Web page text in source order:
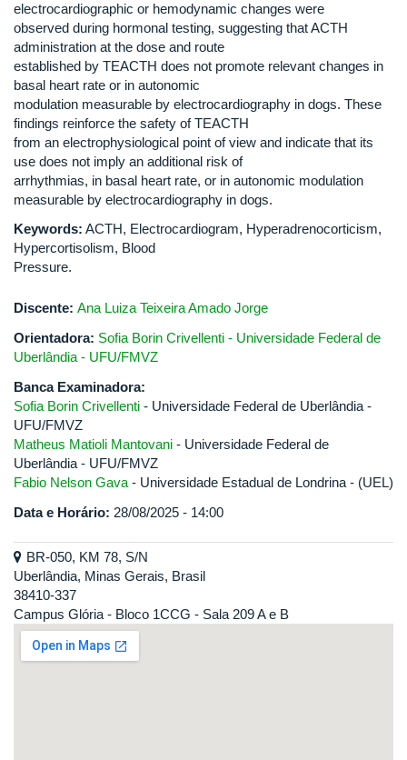
electrocardiographic or hemodynamic changes were
observed during hormonal testing, suggesting that ACTH
administration at the dose and route
established by TEACTH does not promote relevant changes in
basal heart rate or in autonomic
modulation measurable by electrocardiography in dogs. These
findings reinforce the safety of TEACTH
from an electrophysiological point of view and indicate that its
use does not imply an additional risk of
arrhythmias, in basal heart rate, or in autonomic modulation
measurable by electrocardiography in dogs.
Keywords: ACTH, Electrocardiogram, Hyperadrenocorticism,
Hypercortisolism, Blood
Pressure.
Discente: Ana Luiza Teixeira Amado Jorge
Orientadora: Sofia Borin Crivellenti - Universidade Federal de
Uberlândia - UFU/FMVZ
Banca Examinadora:
Sofia Borin Crivellenti - Universidade Federal de Uberlândia -
UFU/FMVZ
Matheus Matioli Mantovani - Universidade Federal de
Uberlândia - UFU/FMVZ
Fabio Nelson Gava - Universidade Estadual de Londrina - (UEL)
Data e Horário: 28/08/2025 - 14:00
BR-050, KM 78, S/N
Uberlândia, Minas Gerais, Brasil
38410-337
Campus Glória - Bloco 1CCG - Sala 209 A e B